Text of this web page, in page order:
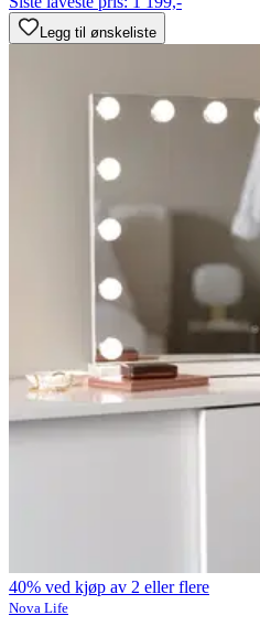
Legg til ønskeliste
40% ved kjøp av 2 eller flere
Nova Life